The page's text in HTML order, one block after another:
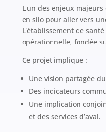
L’un des enjeux
en silo pour aller vers
L’établissement de
opérationnelle, fondée
Ce projet implique :
Une vision partagée
Des indicateurs
Une implication
et des services d’aval.